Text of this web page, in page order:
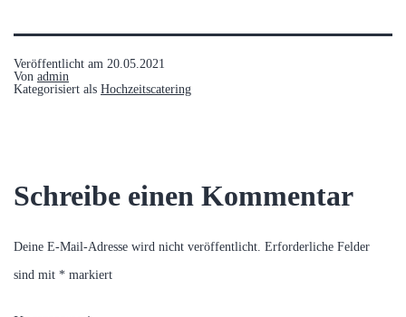
Veröffentlicht am 20.05.2021
Von admin
Kategorisiert als Hochzeitscatering
Schreibe einen Kommentar
Deine E-Mail-Adresse wird nicht veröffentlicht. Erforderliche Felder
sind mit * markiert